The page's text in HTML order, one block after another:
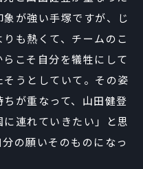
が強い手塚ですが、じ
も熱くて、チームのこ
こそ自分を犠牲にして
うとしていて。その姿
が重なって、山田健登
連れていきたい」と思
の願いそのものになっ